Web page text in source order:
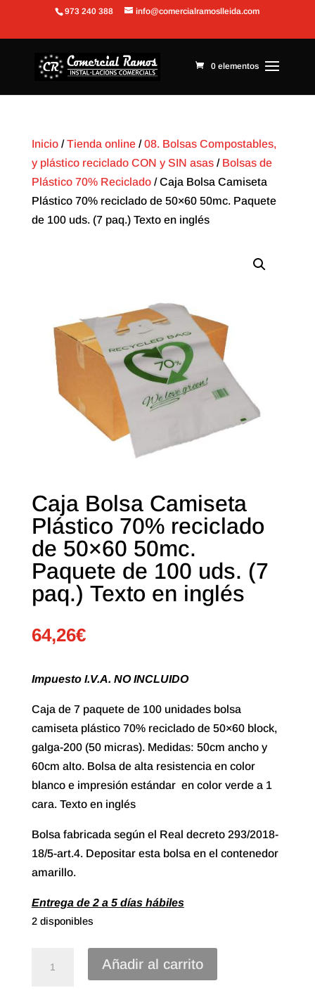
Abrir barra de herramientas
973 240 388 info@comercialramoslleida.com
0 elementos
Inicio/Tienda online/08. Bolsas Compostables,
y plástico reciclado CON y SIN asas/ Bolsas de
Plástico 70% Reciclado/ Caja Bolsa Camiseta
Plástico 70% reciclado de 50×60 50mc. Paquete
de 100 uds. (7 paq.) Texto en inglés
Caja Bolsa Camiseta
Plástico 70% reciclado
de 50×60 50mc.
Paquete de 100 uds. (7
paq.) Texto en inglés
64,26€
Impuesto I.V.A. NO INCLUIDO
Caja de 7 paquete de 100 unidades bolsa
camiseta plástico 70% reciclado de 50×60 block,
galga-200 (50 micras). Medidas: 50cm ancho y
60cm alto. Bolsa de alta resistencia en color
blanco e impresión estándar en color verde a 1
cara. Texto en inglés
Bolsa fabricada según el Real decreto 293/2018-
18/5-art.4. Depositar esta bolsa en el contenedor
amarillo.
Entrega de 2 a 5 días hábiles
2 disponibles
Añadir al carrito